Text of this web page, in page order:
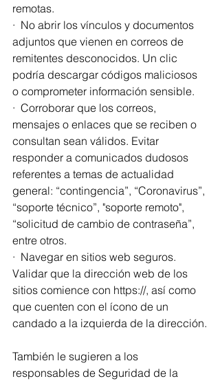
remotas.
·  No abrir los vínculos y documentos
adjuntos que vienen en correos de
remitentes desconocidos. Un clic
podría descargar códigos maliciosos
o comprometer información sensible.
·  Corroborar que los correos,
mensajes o enlaces que se reciben o
consultan sean válidos. Evitar
responder a comunicados dudosos
referentes a temas de actualidad
general: “contingencia”, “Coronavirus”,
“soporte técnico”, "soporte remoto",
“solicitud de cambio de contraseña”,
entre otros.
·  Navegar en sitios web seguros.
Validar que la dirección web de los
sitios comience con https://, así como
que cuenten con el ícono de un
candado a la izquierda de la dirección.
También le sugieren a los
responsables de Seguridad de la